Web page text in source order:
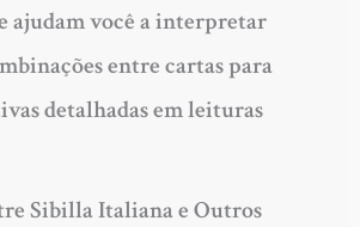
ajudam você a interpretar
entre cartas para
detalhadas em leituras
Sibilla Italiana e Outros